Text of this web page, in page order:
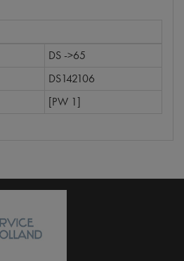
DS ->65
DS142106
[PW 1]